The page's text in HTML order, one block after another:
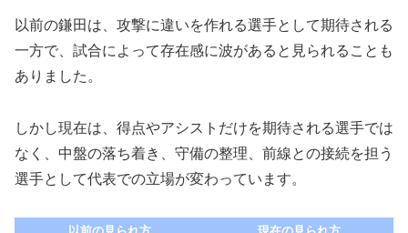
以前の鎌田は、攻撃に違いを作れる選手として期待される
一方で、試合によって存在感に波があると見られることも
ありました。
しかし現在は、得点やアシストだけを期待される選手では
なく、中盤の落ち着き、守備の整理、前線との接続を担う
選手として代表での立場が変わっています。